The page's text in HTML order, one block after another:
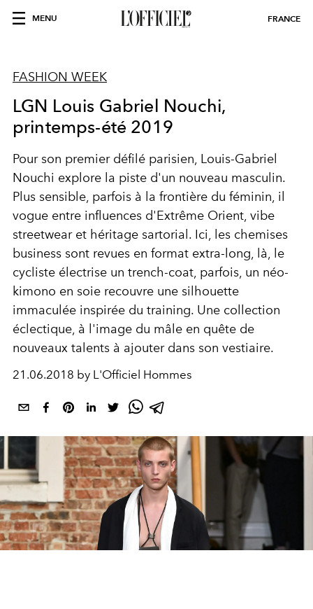
MENU FRANCE
FASHION WEEK
LGN Louis Gabriel Nouchi,
printemps-été 2019
Pour son premier défilé parisien, Louis-Gabriel
Nouchi explore la piste d'un nouveau masculin.
Plus sensible, parfois à la frontière du féminin, il
vogue entre influences d'Extrême Orient, vibe
streetwear et héritage sartorial. Ici, les chemises
business sont revues en format extra-long, là, le
cycliste électrise un trench-coat, parfois, un néo-
kimono en soie recouvre une silhouette
immaculée inspirée du training. Une collection
éclectique, à l'image du mâle en quête de
nouveaux talents à ajouter dans son vestiaire.
21.06.2018 by L'Officiel Hommes